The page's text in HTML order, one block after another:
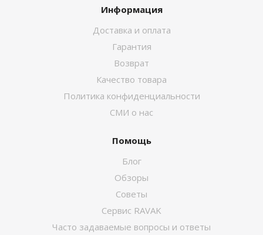
Информация
Доставка и оплата
Гарантия
Возврат
Качество товара
Политика конфиденциальности
СМИ о нас
Помощь
Блог
Обзоры
Советы
Сервис RAVAK
Часто задаваемые вопросы и ответы